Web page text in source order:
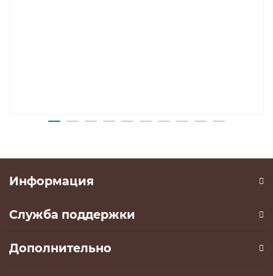
Информация
Служба поддержки
Дополнительно